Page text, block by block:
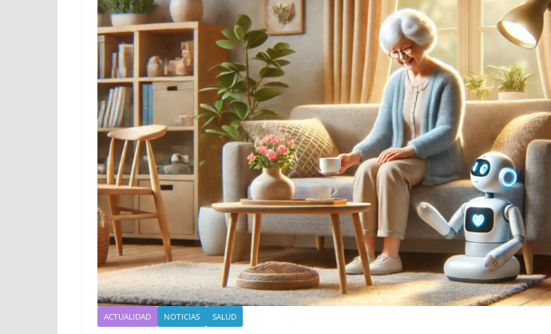
ACTUALIDAD NOTICIAS SALUD